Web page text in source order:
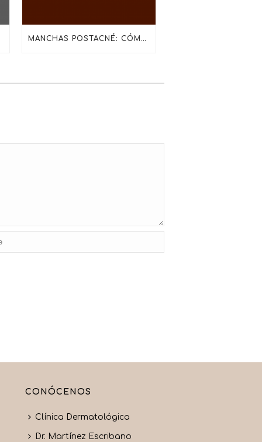
MANCHAS POSTACNÉ: CÓMO TRATARLAS SIN IRRITAR LA PIEL CON SKINCEUTICALS
CONÓCENOS
Clínica Dermatológica
Dr. Martínez Escribano